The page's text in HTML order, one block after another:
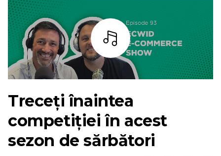
Asculta
Treceți înaintea
competiției în acest
sezon de sărbători